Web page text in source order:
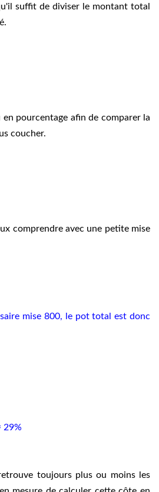
suffit de diviser le montant total
pourcentage afin de comparer la
coucher.
comprendre avec une petite mise
mise 800, le pot total est donc
29%
toujours plus ou moins les